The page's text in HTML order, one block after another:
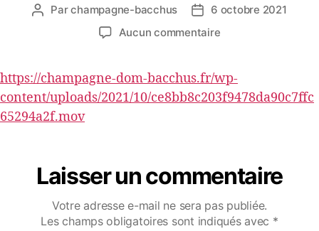
Parchampagne-bacchus
6 octobre 2021
Aucun commentaire
https://champagne-dom-bacchus.fr/wp-
content/uploads/2021/10/ce8bb8c203f9478da90c7ffc
65294a2f.mov
Laisser un commentaire
Votre adresse e-mail ne sera pas publiée.
Les champs obligatoires sont indiqués avec *